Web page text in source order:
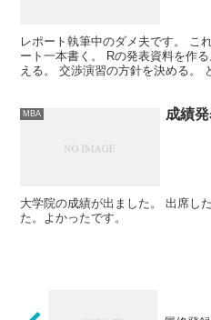
レポート執筆中のダメ夫です。 こ
ート一本書く。 Rの発表資料を作
える。 交渉演習の方針を決める。
MBA 成績
大学院の成績が出ました。 出席し
た。よかったです。